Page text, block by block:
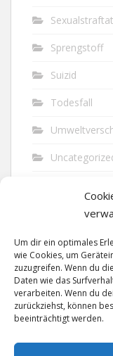
Um dir ein optimales
wie Cookies, um
zuzugreifen. Wenn du
Daten wie das
verarbeiten. Wenn du
zurückziehst, können
beeinträchtigt werden.
Sexualstraftat
Sprengstoff
Suizid
Todesfall
Vandalismus
Verkehr
Verkehrsunfall
Vermisst
Waffen